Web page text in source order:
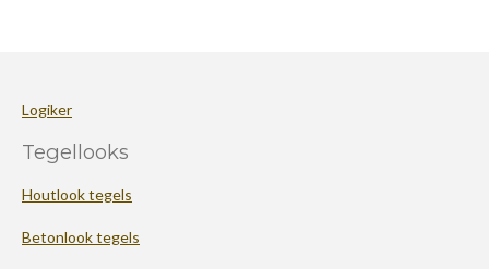
Logiker
Tegellooks
Houtlook tegels
Betonlook tegels